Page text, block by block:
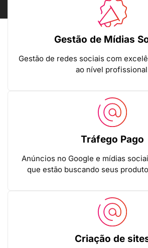
Gestão de Mídias
Gestão de redes sociais com
ao nível
Tráfego Pago
Anúncios no Google e mídias
que estão buscando seus
Criação de